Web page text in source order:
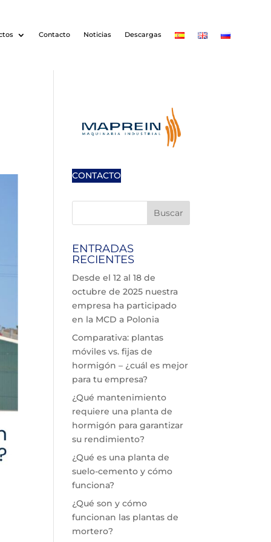
Contacto Noticias Descargas
CONTACTO
ENTRADAS
RECIENTES
Desde el 12 al 18 de
octubre de 2025 nuestra
empresa ha participado
en la MCD a Polonia
Comparativa: plantas
móviles vs. fijas de
hormigón – ¿cuál es mejor
para tu empresa?
¿Qué mantenimiento
requiere una planta de
hormigón para garantizar
su rendimiento?
¿Qué es una planta de
suelo-cemento y cómo
funciona?
¿Qué son y cómo
funcionan las plantas de
mortero?